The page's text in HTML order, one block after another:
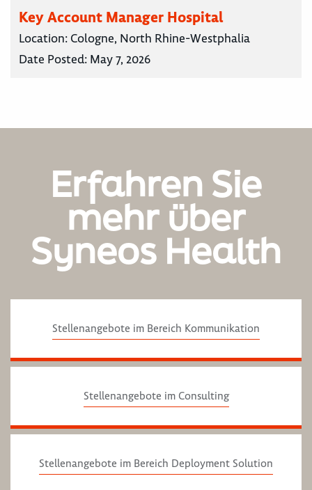
Key Account Manager Hospital
Location: Cologne, North Rhine-Westphalia
Date Posted: May 7, 2026
Erfahren Sie
mehr über
Syneos Health
Stellenangebote im Bereich Kommunikation
Stellenangebote im Consulting
Stellenangebote im Bereich Deployment Solution